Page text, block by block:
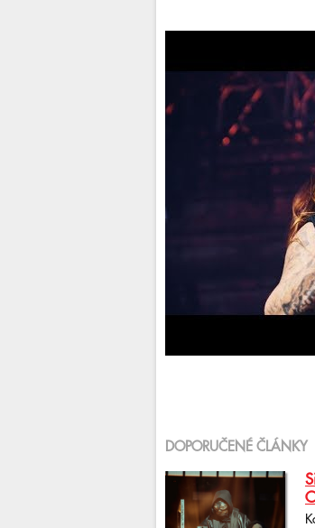
DOPORUČENÉ ČLÁNKY